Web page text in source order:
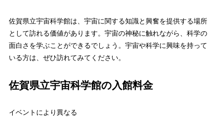
佐賀県立宇宙科学館は、宇宙に関する知識と興奮を提供する場所
として訪れる価値があります。宇宙の神秘に触れながら、科学の
面白さを学ぶことができるでしょう。宇宙や科学に興味を持って
いる方は、ぜひ訪れてみてください。
佐賀県立宇宙科学館の入館料金
イベントにより異なる